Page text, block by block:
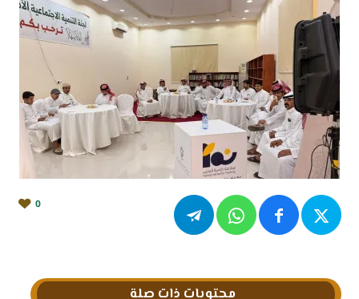
0
محتويات ذات صلة